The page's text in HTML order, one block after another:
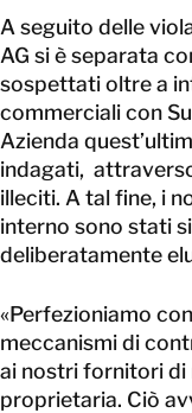
A seguito delle
AG si è separata
sospettati oltre a
commerciali con
Azienda
indagati,
illeciti. A tal fine, i
interno sono stati
deliberatamente
«Perfezioniamo
meccanismi di
ai nostri fornitori
proprietaria. Ciò